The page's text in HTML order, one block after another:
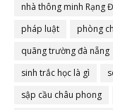
nhà thông minh Rạng
pháp luật
phòng
quãng trường đà nẵng
sinh trắc học là gì
sập cầu châu phong